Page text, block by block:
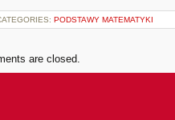
PODSTAWY MATEMATYKI
are closed.